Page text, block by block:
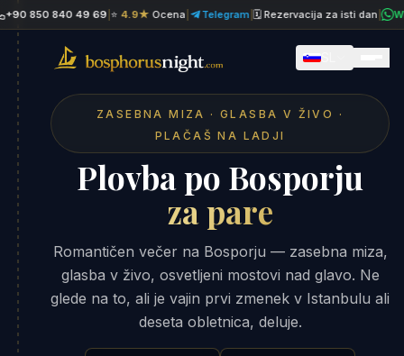
840 49 69|⭐ 4.9★ Ocena| Telegram|🗓 Rezervacija za isti dan|
ZASEBNA MIZA · GLASBA V ŽIVO ·
PLAČAŠ NA LADJI
Plovba po Bosporju
za pare
Romantičen večer na Bosporju — zasebna miza,
glasba v živo, osvetljeni mostovi nad glavo. Ne
glede na to, ali je vajin prvi zmenek v Istanbulu ali
deseta obletnica, deluje.